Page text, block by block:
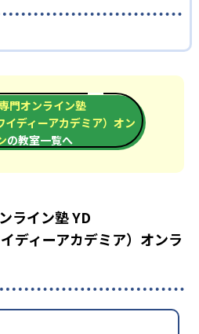
から変更する場合の対応に不安が
では合格実績は公開していない。
かは、通う予定の教室に問い合わ
門オンライン塾
ディーアカデミア）オン
の教室一覧へ
ライン塾 YD
ディーアカデミア）オンラ